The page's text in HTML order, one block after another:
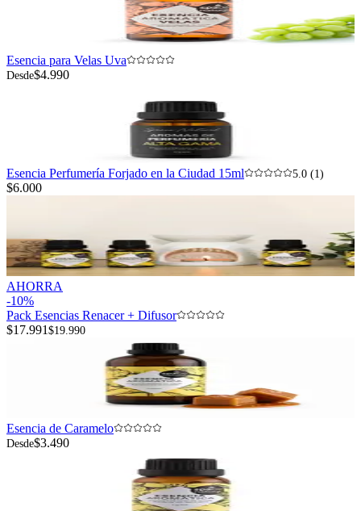
Esencia para Velas Uva
Desde$4.990
Esencia Perfumería Forjado en la Ciudad 15ml 5.0 (1)
$6.000
AHORRA
-10%
Pack Esencias Renacer + Difusor
$17.991 $19.990
Esencia de Caramelo
Desde$3.490